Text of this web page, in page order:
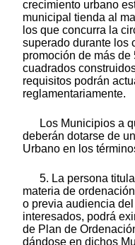
crecimiento urbano
municipal tienda al
los que concurra la
superado durante los
promoción de más
cuadrados
requisitos podrán
reglamentariamente.
Los Municipios a
deberán dotarse de
Urbano en los
5. La persona
materia de
o previa audiencia
interesados, podrá
de Plan de
dándose en dichos